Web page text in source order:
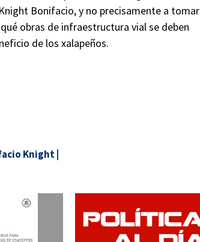
Bonifacio, y no precisamente a tomar
obras de infraestructura vial se deben
de los xalapeños.
Knight